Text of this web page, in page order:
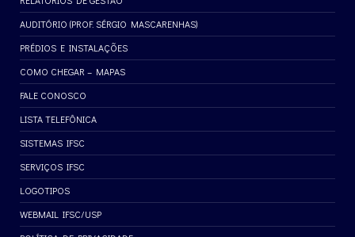
AUDITÓRIO (PROF. SÉRGIO MASCARENHAS)
PRÉDIOS E INSTALAÇÕES
COMO CHEGAR – MAPAS
FALE CONOSCO
LISTA TELEFÔNICA
SISTEMAS IFSC
SERVIÇOS IFSC
LOGOTIPOS
WEBMAIL IFSC/USP